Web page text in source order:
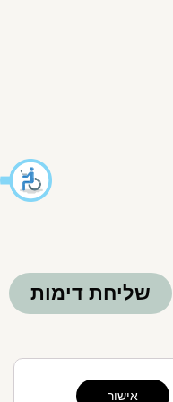
שליחת דימות
אישור